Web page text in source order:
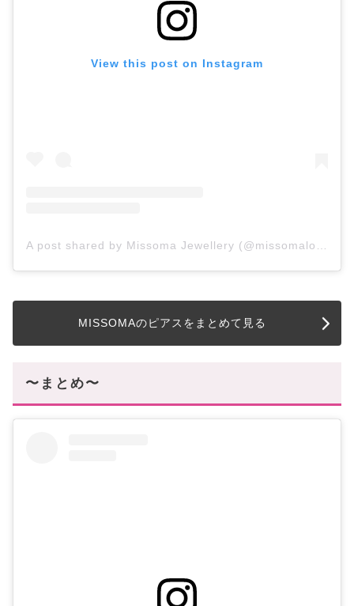
View this post on Instagram
A post shared by Missoma Jewellery (@missomalondon)
MISSOMAのピアスをまとめて見る
〜まとめ〜